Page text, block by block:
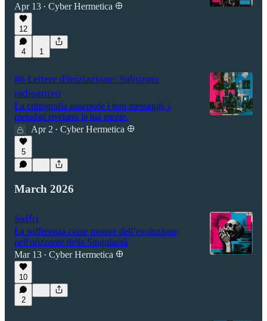
Apr 13 • Cyber Hermetica 𐀏
12
4 1
#6 Lettere d'iniziazione: Substrato
radioattivo
La crittografia nasconde i tuoi messaggi, i
metadati rivelano la tua mente.
Apr 2 • Cyber Hermetica 𐀏
5
March 2026
Soffri
La sofferenza come motore dell’evoluzione
nell'orizzonte della Singolarità
Mar 13 • Cyber Hermetica 𐀏
10
2